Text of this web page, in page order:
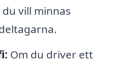
vill minnas
Om du driver ett